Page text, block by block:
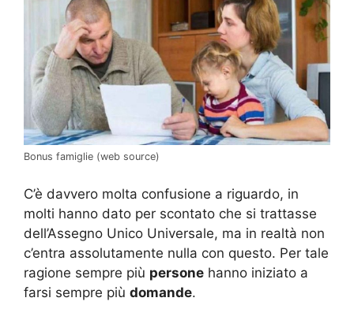
Bonus famiglie (web source)
C’è davvero molta confusione a riguardo, in
molti hanno dato per scontato che si trattasse
dell’Assegno Unico Universale, ma in realtà non
c’entra assolutamente nulla con questo. Per tale
ragione sempre più persone hanno iniziato a
farsi sempre più domande.